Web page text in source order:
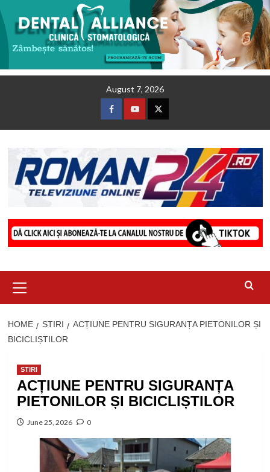
August 7, 2026
FacebookYoutubeTwitter
Menu
HOME STIRI
ACȚIUNE PENTRU SIGURANȚA PIETONILOR ȘI
BICICLIȘTILOR
STIRI
ACȚIUNE PENTRU SIGURANȚA
PIETONILOR ȘI BICICLIȘTILOR
June 25, 2026 0